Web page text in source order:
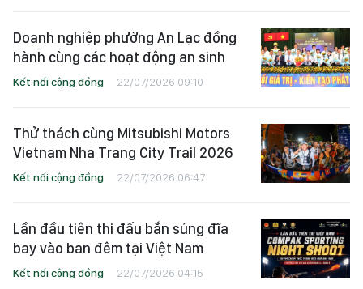
Doanh nghiệp phường An Lạc đồng
hành cùng các hoạt động an sinh
Kết nối cộng đồng 22/07/2026 09:10
Thử thách cùng Mitsubishi Motors
Vietnam Nha Trang City Trail 2026
Kết nối cộng đồng 22/07/2026 06:47
Lần đầu tiên thi đấu bắn súng đĩa
bay vào ban đêm tại Việt Nam
Kết nối cộng đồng 22/07/2026 04:15